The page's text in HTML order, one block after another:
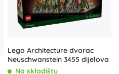
Lego Architecture dvorac
Neuschwanstein 3455 dijelova
Na skladištu